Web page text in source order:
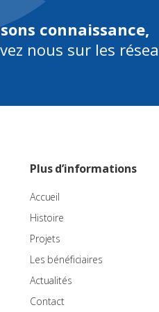
connaissance,
nous sur les
Plus d’informations
Accueil
Histoire
Projets
Les bénéficiaires
Actualités
Contact